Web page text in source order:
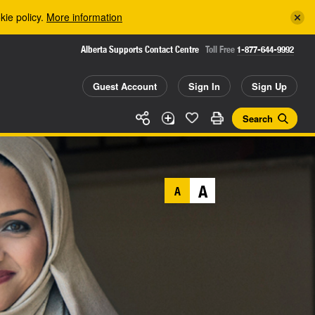
policy. More information
Alberta Supports Contact Centre Toll Free 1-877-644-9992
Guest Account Sign In Sign Up
Search
A A